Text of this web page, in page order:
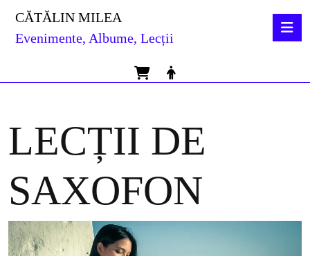
content
CĂTĂLIN MILEA
Evenimente, Albume, Lecții
Cart MyAccount
LECȚII DE
SAXOFON